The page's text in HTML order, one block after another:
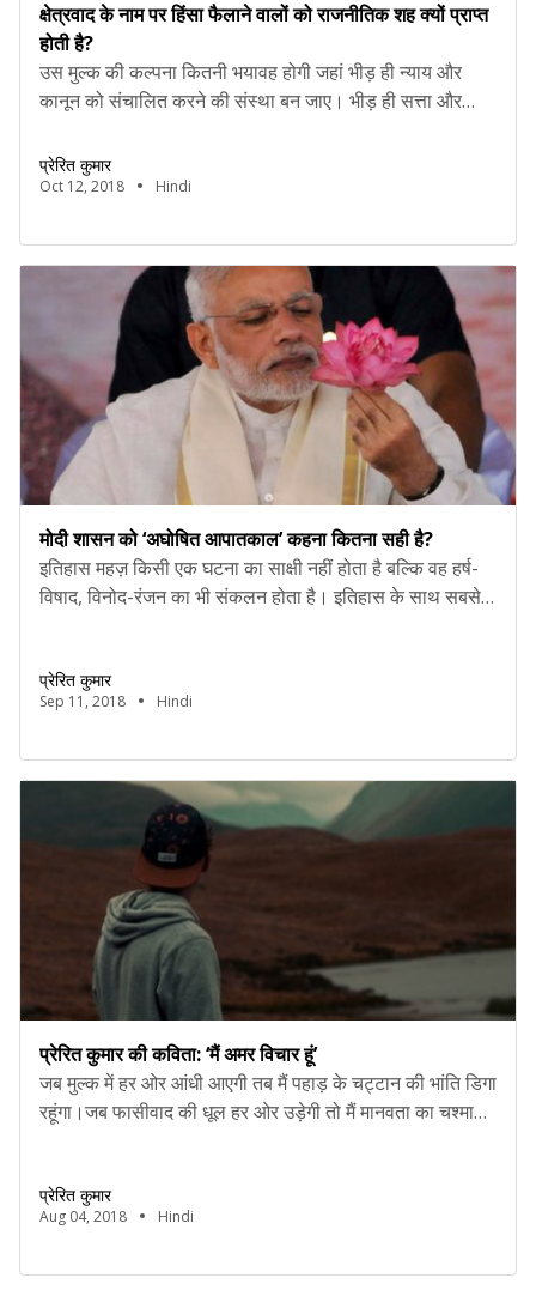
क्षेत्रवाद के नाम पर हिंसा फैलाने वालों को राजनीतिक शह क्यों प्राप्त
होती है?
उस मुल्क की कल्पना कितनी भयावह होगी जहां भीड़ ही न्याय और
कानून को संचालित करने की संस्था बन जाए। भीड़ ही सत्ता और
करने से लेकर संविधान की प्रस्तावना भी भीड़ ही तय करने लगे। मेरे
ख्याल से उस देश का भविष्य सीरिया, गाज़ा, […]
प्रेरित कुमार
Oct 12, 2018 Hindi
मोदी शासन को ‘अघोषित आपातकाल’ कहना कितना सही है?
इतिहास महज़ किसी एक घटना का साक्षी नहीं होता है बल्कि वह हर्ष-
विषाद, विनोद-रंजन का भी संकलन होता है। इतिहास के साथ सबसे
लेकिन इतिहास से कई बातें सीखी जा […]
प्रेरित कुमार
Sep 11, 2018 Hindi
प्रेरित कुमार की कविता: ‘मैं अमर विचार हूं’
जब मुल्क में हर ओर आंधी आएगी तब मैं पहाड़ के चट्टान की भांति डिगा
रहूंगा।जब फासीवाद की धूल हर ओर उड़ेगी तो मैं मानवता का चश्मा
बनके टपकुंगा लेकिन,उस […]
प्रेरित कुमार
Aug 04, 2018 Hindi